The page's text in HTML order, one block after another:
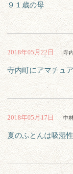
９１歳の母
2018年05月22日 寺
寺内町にアマチュ
2018年05月17日 中
夏のふとんは吸湿